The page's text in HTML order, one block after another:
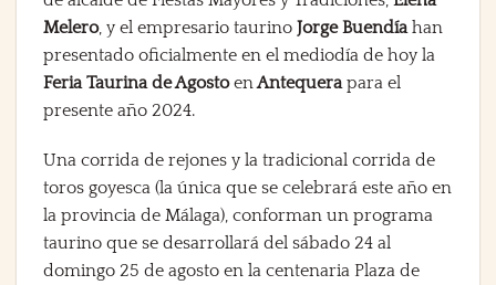
Melero, y el empresario taurino Jorge Buendía han
presentado oficialmente en el mediodía de hoy la
Feria Taurina de Agostoen Antequera para el
presente año 2024.
Una corrida de rejones y la tradicional corrida de
toros goyesca (la única que se celebrará este año en
la provincia de Málaga), conforman un programa
taurino que se desarrollará del sábado 24 al
domingo 25 de agosto en la centenaria Plaza de